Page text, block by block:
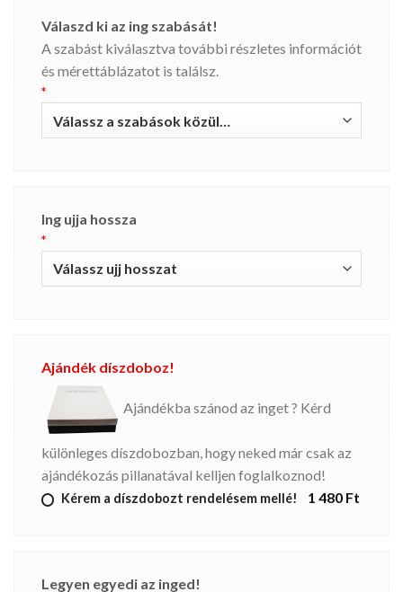
Válaszd ki az ing szabását!
A szabást kiválasztva további részletes információt
és mérettáblázatot is találsz.
*
Ing ujja hossza
*
Ajándék díszdoboz!
Ajándékba szánod az inget ? Kérd
különleges díszdobozban, hogy neked már csak az
ajándékozás pillanatával kelljen foglalkoznod!
Kérem a díszdobozt rendelésem mellé! 1 480 Ft
Legyen egyedi az inged!